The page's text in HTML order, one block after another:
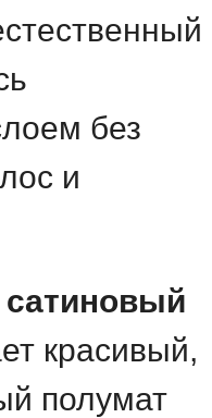
без
и
красивый,
полумат